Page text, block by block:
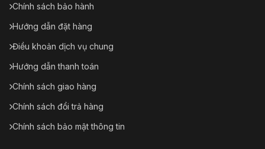
Chính sách bảo hành
Hướng dẫn đặt hàng
Điều khoản dịch vụ chung
Hướng dẫn thanh toán
Chính sách giao hàng
Chính sách đổi trả hàng
Chính sách bảo mật thông tin